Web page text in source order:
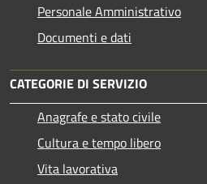
Personale Amministrativo
Documenti e dati
CATEGORIE DI SERVIZIO
Anagrafe e stato civile
Cultura e tempo libero
Vita lavorativa